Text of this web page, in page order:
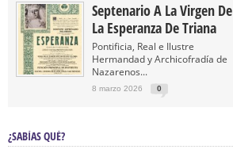
Septenario A La Virgen De
La Esperanza De Triana
Pontificia, Real e Ilustre
Hermandad y Archicofradía de
Nazarenos...
8 marzo 2026 0
¿SABÍAS QUÉ?